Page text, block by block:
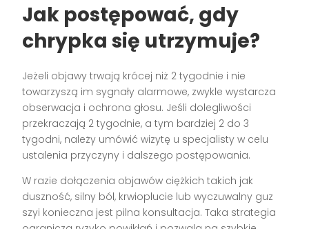
Jak postępować, gdy
chrypka się utrzymuje?
Jeżeli objawy trwają krócej niż 2 tygodnie i nie
towarzyszą im sygnały alarmowe, zwykle wystarcza
obserwacja i ochrona głosu. Jeśli dolegliwości
przekraczają 2 tygodnie, a tym bardziej 2 do 3
tygodni, należy umówić wizytę u specjalisty w celu
ustalenia przyczyny i dalszego postępowania.
W razie dołączenia objawów ciężkich takich jak
duszność, silny ból, krwioplucie lub wyczuwalny guz
szyi konieczna jest pilna konsultacja. Taka strategia